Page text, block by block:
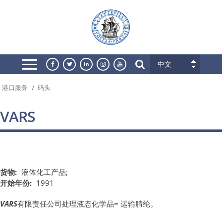
中文
港口服务 / 码头
VARS
货物: 液体化工产品;
开始年份: 1991
VARS有限责任公司处理液态化学品= 运输腈纶。